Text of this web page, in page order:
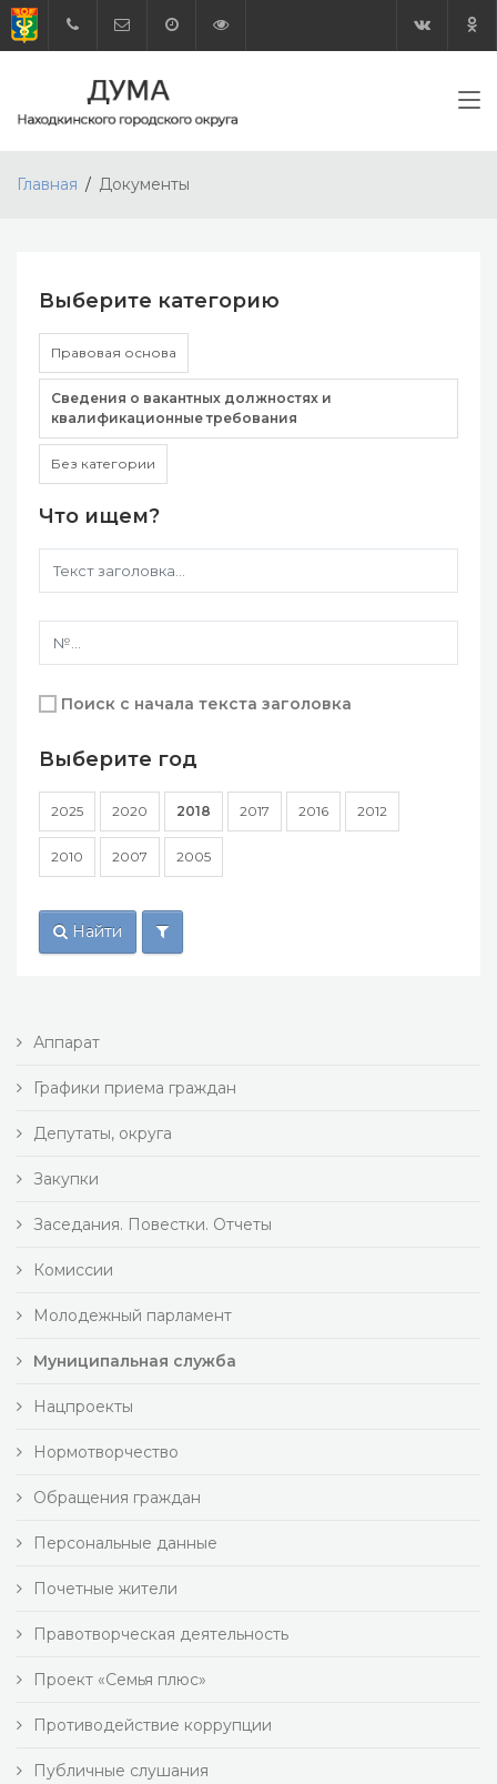
Главная Документы
Выберите категорию
Правовая основа
Сведения о вакантных должностях и
квалификационные требования
Без категории
Что ищем?
Поиск с начала текста заголовка
Выберите год
2025 2020 2018 2017 2016 2012
2010 2007 2005
Найти
Аппарат
Графики приема граждан
Депутаты, округа
Закупки
Заседания. Повестки. Отчеты
Комиссии
Молодежный парламент
Муниципальная служба
Нацпроекты
Нормотворчество
Обращения граждан
Персональные данные
Почетные жители
Правотворческая деятельность
Проект «Семья плюс»
Противодействие коррупции
Публичные слушания